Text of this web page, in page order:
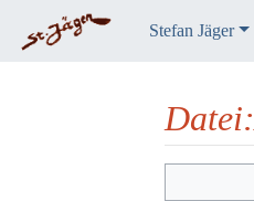
Stefan Jäger
Datei: